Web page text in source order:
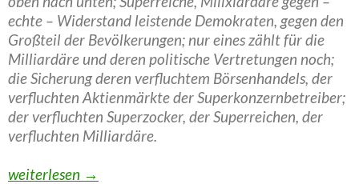
echte – Widerstand leistende Demokraten, gegen den
Großteil der Bevölkerungen; nur eines zählt für die
Milliardäre und deren politische Vertretungen noch;
die Sicherung deren verfluchtem Börsenhandels, der
verfluchten Aktienmärkte der Superkonzernbetreiber;
der verfluchten Superzocker, der Superreichen, der
verfluchten Milliardäre.
Konzernpolitisch superkomplexe Superverschwörung
weiterlesen →